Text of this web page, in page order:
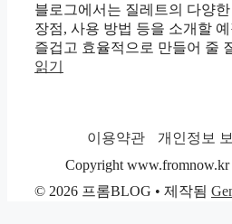
블로그에서는 질레트의 다양
장점, 사용 방법 등을 소개할
즐겁고 효율적으로 만들어 줄
읽기
이용약관 개인정보
Copyright www.fromnow.kr
© 2026 프롬BLOG • 제작됨